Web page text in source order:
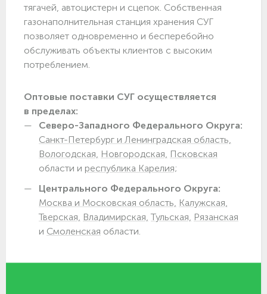
тягачей, автоцистерн и сцепок. Собственная
газонаполнительная станция хранения СУГ
позволяет одновременно и бесперебойно
обслуживать объекты клиентов с высоким
потреблением.
Оптовые поставки СУГ осуществляется
в пределах:
Северо-Западного Федерального Округа:
Санкт-Петербург и Ленинградская область,
Вологодская, Новгородская, Псковская
области и республика Карелия;
Центрального Федерального Округа:
Москва и Московская область, Калужская,
Тверская, Владимирская, Тульская, Рязанская
и Смоленская области.